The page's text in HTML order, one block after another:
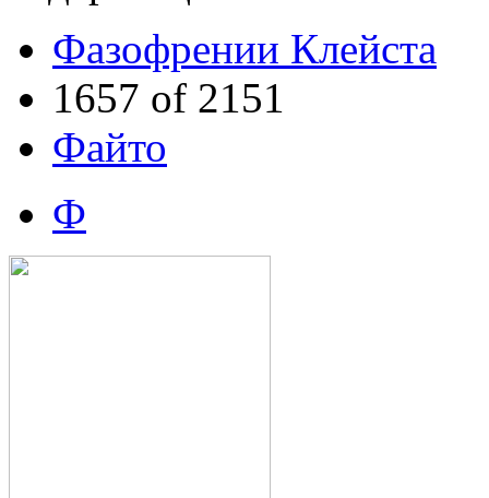
Фазофрении Клейста
1657 of 2151
Файто
Ф